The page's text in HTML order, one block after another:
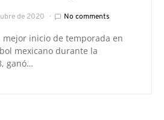
de 2020 No comments
mejor inicio de temporada en
mexicano durante la
ganó…